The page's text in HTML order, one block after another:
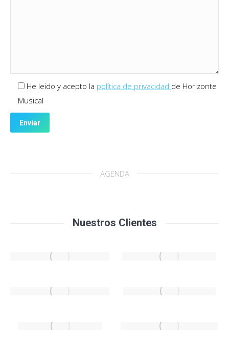
He leido y acepto la política de privacidad de Horizonte
Musical
AGENDA
Nuestros Clientes